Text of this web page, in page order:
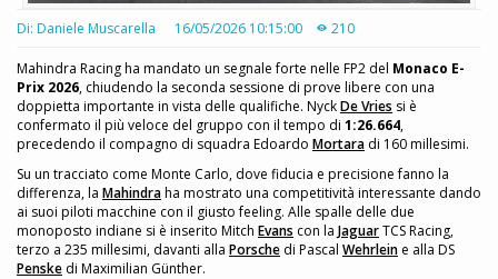
Di: Daniele Muscarella 16/05/2026 10:15:00 210
Mahindra Racing ha mandato un segnale forte nelle FP2 del Monaco E-
Prix 2026, chiudendo la seconda sessione di prove libere con una
doppietta importante in vista delle qualifiche. NyckDe Vries si è
confermato il più veloce del gruppo con il tempo di 1:26.664,
precedendo il compagno di squadra Edoardo Mortara di 160 millesimi.
Su un tracciato come Monte Carlo, dove fiducia e precisione fanno la
differenza, la Mahindraha mostrato una competitività interessante dando
ai suoi piloti macchine con il giusto feeling. Alle spalle delle due
monoposto indiane si è inserito Mitch Evans con la JaguarTCS Racing,
terzo a 235 millesimi, davanti alla Porsche di Pascal Wehrlein e alla DS
Penske di Maximilian Günther.